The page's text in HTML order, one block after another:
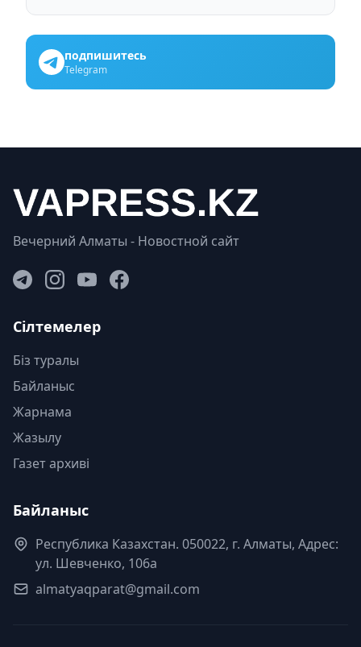
подпишитесь
Telegram
Вечерний Алматы - Новостной сайт
Сілтемелер
Біз туралы
Байланыс
Жарнама
Жазылу
Газет архиві
Байланыс
Республика Казахстан. 050022, г. Алматы, Адрес:
ул. Шевченко, 106а
almatyaqparat@gmail.com